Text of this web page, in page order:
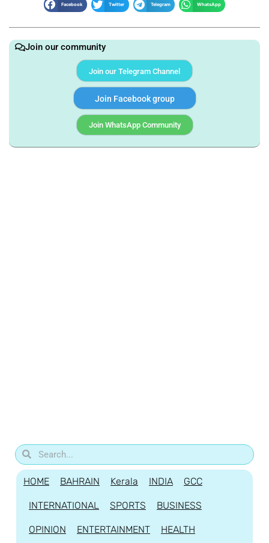
Facebook Twitter Telegram WhatsApp
Join our community
Join our Telegram Channel
Join Facebook group
Join WhatsApp Community
HOME BAHRAIN Kerala INDIA GCC
INTERNATIONAL SPORTS BUSINESS
OPINION ENTERTAINMENT HEALTH